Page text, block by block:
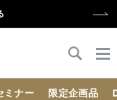
ミナー 限定企画品